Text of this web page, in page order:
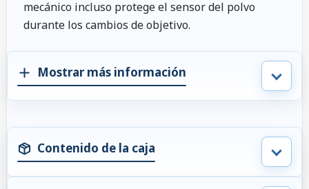
mecánico incluso protege el sensor del polvo
durante los cambios de objetivo.
Mostrar más información
Contenido de la caja